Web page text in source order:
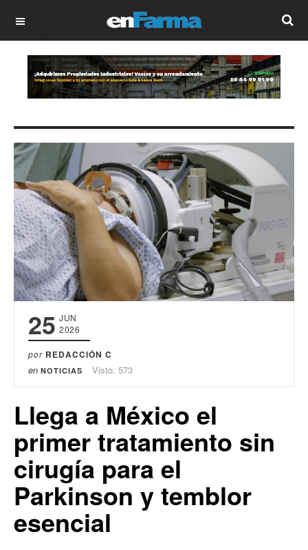
OFF CANVAS
25 JUN
2026
por REDACCIÓN C
en NOTICIAS Visto: 573
Llega a México el
primer tratamiento sin
cirugía para el
Parkinson y temblor
esencial